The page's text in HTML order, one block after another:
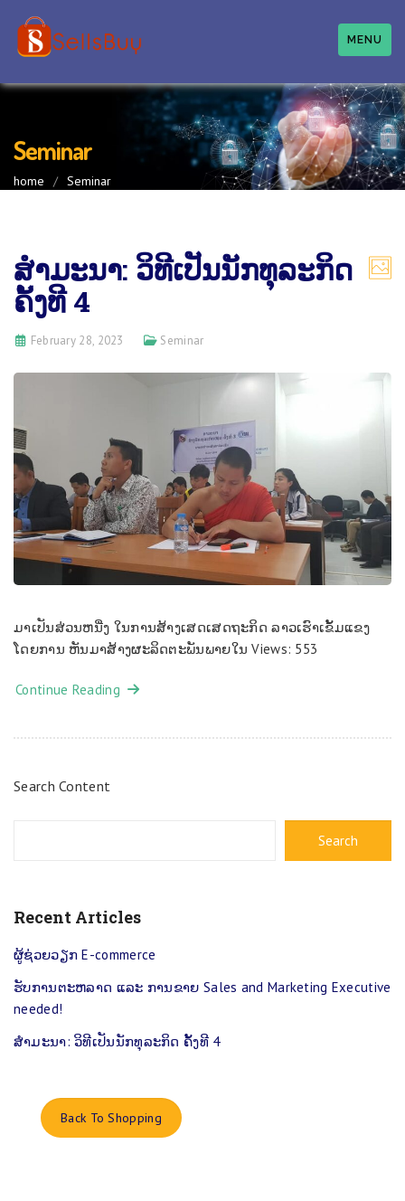
MENU
Seminar
home / Seminar
ສຳ​ມະ​ນາ: ​ວິ​ທີ​ເປັນ​ນັກ​ທຸ​ລະ​ກິດ
ຄັ້ງ​ທີ 4
February 28, 2023 Seminar
ມາເປັນ​ສ່ວນ​ຫນື່ງ ໃນ​ການ​ສ້າງ​ເສດ​ເສດ​ຖະ​ກິດ ລາວ​ເຮົາ​ເຂັ້ມ​ແຂງ
ໂດຍ​ການ ຫັນ​ມາ​ສ້າງ​ຜະ​ລິດ​ຕ​ະ​ພັນ​ພາຍ​ໃນ Views: 553
Continue Reading
Search Content
Search
Recent Articles
ຜູ້​ຊ່ວຍວຽກ E-commerce
ຮ​ັບ​ການ​ຕະ​ຫລາດ ແລະ ການຂາຍ Sales and Marketing Executive
needed!
ສຳ​ມະ​ນາ: ​ວິ​ທີ​ເປັນ​ນັກ​ທຸ​ລະ​ກິດ ຄັ້ງ​ທີ 4
Back To Shopping